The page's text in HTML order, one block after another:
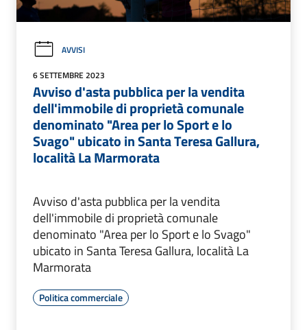
AVVISI
6 SETTEMBRE 2023
Avviso d'asta pubblica per la vendita
dell'immobile di proprietà comunale
denominato "Area per lo Sport e lo
Svago" ubicato in Santa Teresa Gallura,
località La Marmorata
Avviso d'asta pubblica per la vendita
dell'immobile di proprietà comunale
denominato "Area per lo Sport e lo Svago"
ubicato in Santa Teresa Gallura, località La
Marmorata
Politica commerciale